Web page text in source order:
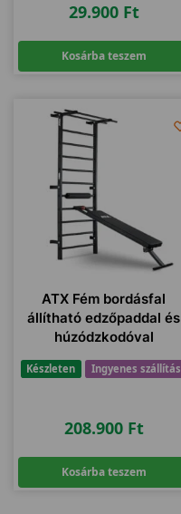
29.900 Ft
Kosárba teszem
ATX Fém bordásfal
állítható edzőpaddal és
húzódzkodóval
Készleten Ingyenes szállítás
208.900 Ft
Kosárba teszem